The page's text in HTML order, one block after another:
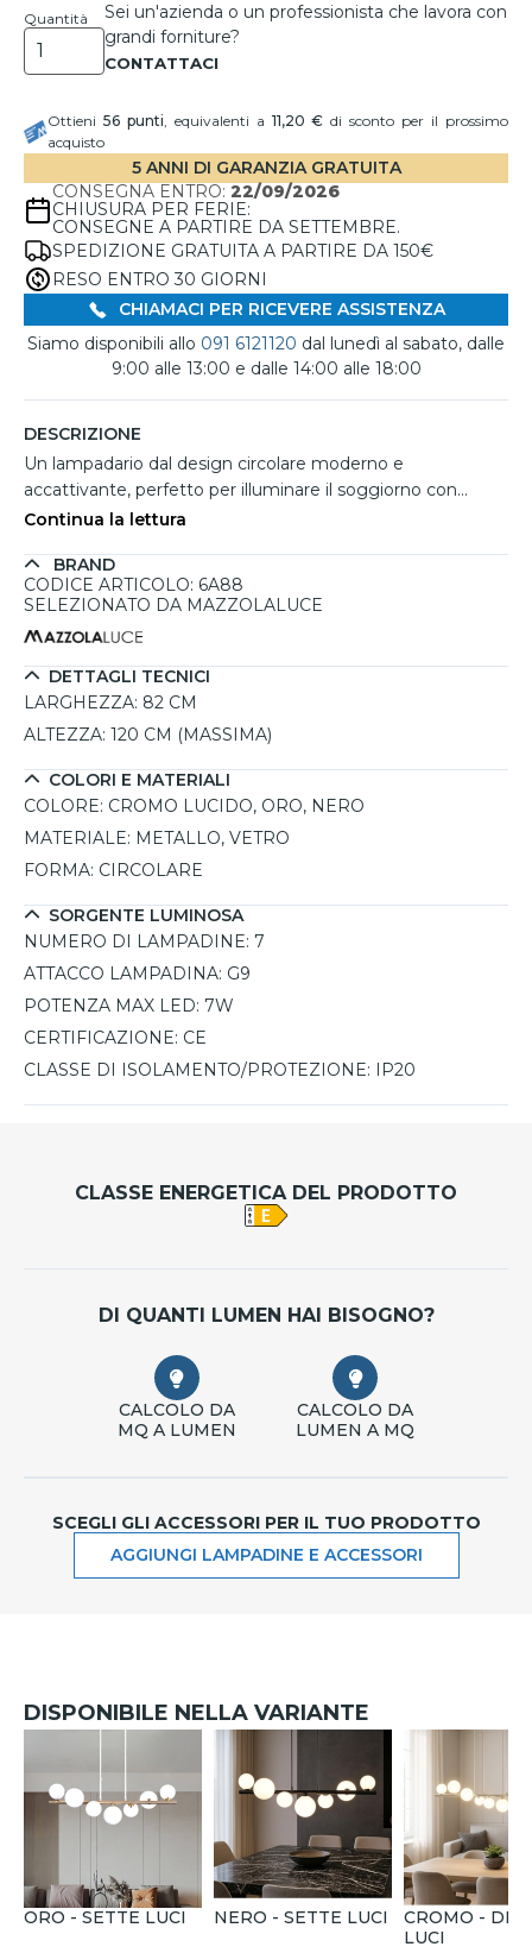
Quantità
Sei un'azienda o un professionista che lavora con
grandi forniture?
Ottieni 56punti, equivalenti a 11,20 € di sconto per il prossimo
acquisto
5 ANNI DI GARANZIA GRATUITA
CONSEGNA ENTRO: 22/09/2026
CHIUSURA PER FERIE:
CONSEGNE A PARTIRE DA SETTEMBRE.
SPEDIZIONE GRATUITA A PARTIRE DA 150€
RESO ENTRO 30 GIORNI
CHIAMACI PER RICEVERE ASSISTENZA
Siamo disponibili allo 091 6121120 dal lunedì al sabato, dalle
9:00 alle 13:00 e dalle 14:00 alle 18:00
DESCRIZIONE
Un lampadario dal design circolare moderno e
accattivante, perfetto per illuminare il soggiorno con
eleganza e un tocco di stile. La struttura centrale in
fonde armoniosamente con le sfere in vetro bianco,
offrendo un’illuminazione a 360° che valorizza ogni
e un'altezza regolabile fino a 120 cm, si adatta facilmente
a spazi di diverse dimensioni. Tra i lampadari moderni per il
soggiorno, si distingue per la sua estetica versatile e la
capacità di integrarsi in molteplici contesti abitativi.
Compatibile con lampadine LED G9 intercambiabili,
consente di personalizzare intensità, tonalità e
dimmerabilità della luce. Una proposta luminosa perfetta
anche fra le soluzioni di illuminazione moderna per interni,
elemento.
Continua la lettura
BRAND
CODICE ARTICOLO: 6A88
SELEZIONATO DA MAZZOLALUCE
DETTAGLI TECNICI
LARGHEZZA: 82 CM
ALTEZZA: 120 CM (MASSIMA)
COLORI E MATERIALI
COLORE: CROMO LUCIDO, ORO, NERO
MATERIALE: METALLO, VETRO
FORMA: CIRCOLARE
SORGENTE LUMINOSA
NUMERO DI LAMPADINE: 7
ATTACCO LAMPADINA: G9
POTENZA MAX LED: 7W
CERTIFICAZIONE: CE
CLASSE DI ISOLAMENTO/PROTEZIONE: IP20
CLASSE ENERGETICA DEL PRODOTTO
DI QUANTI LUMEN HAI BISOGNO?
CALCOLO DA
MQ A LUMEN
CALCOLO DA
LUMEN A MQ
SCEGLI GLI ACCESSORI PER IL TUO PRODOTTO
AGGIUNGI LAMPADINE E ACCESSORI
DISPONIBILE NELLA VARIANTE
ORO - SETTE LUCI NERO - SETTE LUCI
CROMO -
LUCI